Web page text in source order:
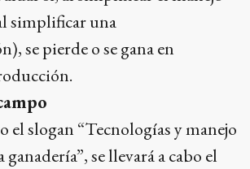
simplificar una
se pierde o se gana en
el slogan “Tecnologías y manejo
se llevará a cabo el